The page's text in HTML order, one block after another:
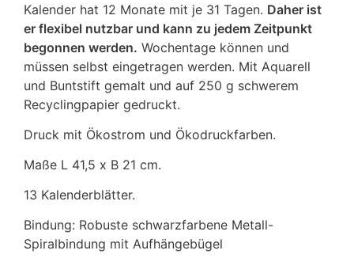
Kalender hat 12 Monate mit je 31 Tagen. Daher ist
er flexibel nutzbar und kann zu jedem Zeitpunkt
begonnen werden. Wochentage können und
müssen selbst eingetragen werden. Mit Aquarell
und Buntstift gemalt und auf 250 g schwerem
Recyclingpapier gedruckt.
Druck mit Ökostrom und Ökodruckfarben.
Maße L 41,5 x B 21 cm.
13 Kalenderblätter.
Bindung: Robuste schwarzfarbene Metall-
Spiralbindung mit Aufhängebügel